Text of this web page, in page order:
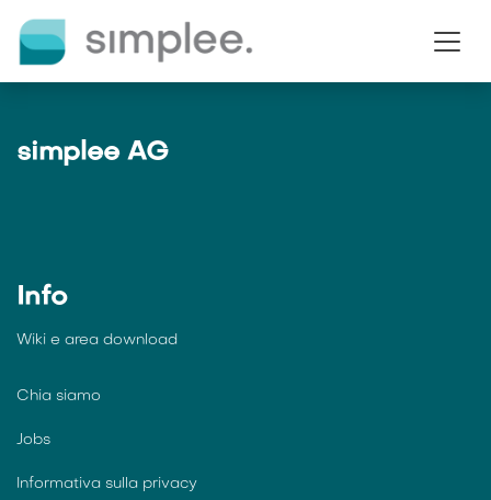
simplee AG
Info
Wiki e area download
Chia siamo
Jobs
Informativa sulla privacy